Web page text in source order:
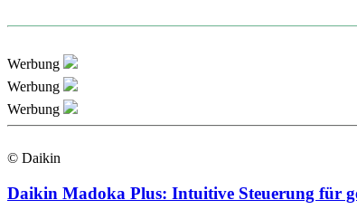
Werbung
Werbung
Werbung
© Daikin
Daikin Madoka Plus: Intuitive Steuerung für